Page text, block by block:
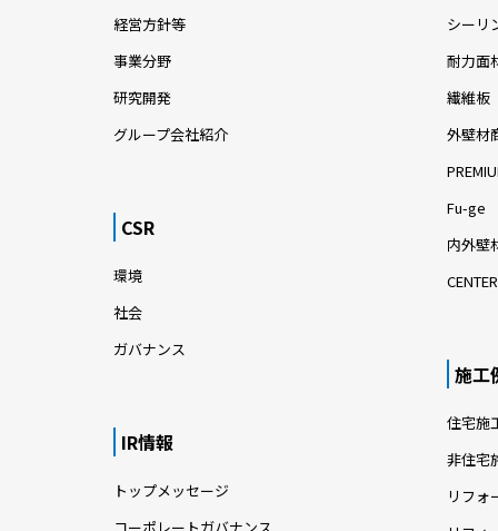
経営方針等
事業分野
研究開発
グループ会社紹介
CSR
環境
社会
ガバナンス
IR情報
トップメッセージ
シーリ
耐力面
繊維板
外壁材
Fu-ge
内外壁
施工
住宅施
非住宅
リフォ